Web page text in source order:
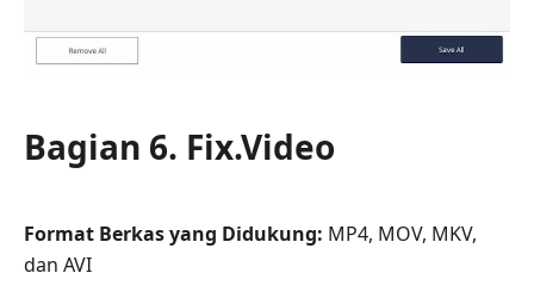
Bagian 6. Fix.Video
Format Berkas yang Didukung: MP4, MOV, MKV,
dan AVI